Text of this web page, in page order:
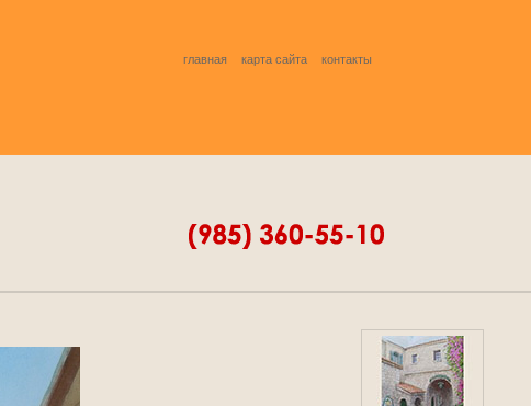
главная карта сайта контакты